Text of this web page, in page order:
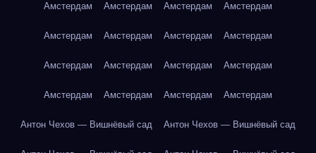
Амстердам Амстердам Амстердам Амстердам
Амстердам Амстердам Амстердам Амстердам
Амстердам Амстердам Амстердам Амстердам
Амстердам Амстердам Амстердам Амстердам
Антон Чехов — Вишнёвый сад Антон Чехов — Вишнёвый сад